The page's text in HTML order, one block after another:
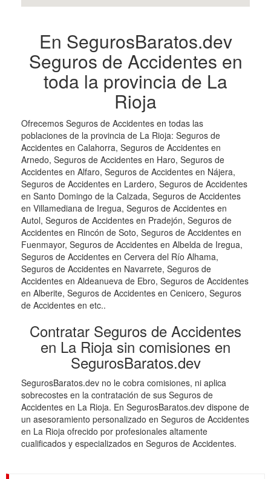
En SegurosBaratos.dev
Seguros de Accidentes en
toda la provincia de La
Rioja
Ofrecemos Seguros de Accidentes en todas las
poblaciones de la provincia de La Rioja: Seguros de
Accidentes en Calahorra, Seguros de Accidentes en
Arnedo, Seguros de Accidentes en Haro, Seguros de
Accidentes en Alfaro, Seguros de Accidentes en Nájera,
Seguros de Accidentes en Lardero, Seguros de Accidentes
en Santo Domingo de la Calzada, Seguros de Accidentes
en Villamediana de Iregua, Seguros de Accidentes en
Autol, Seguros de Accidentes en Pradejón, Seguros de
Accidentes en Rincón de Soto, Seguros de Accidentes en
Fuenmayor, Seguros de Accidentes en Albelda de Iregua,
Seguros de Accidentes en Cervera del Río Alhama,
Seguros de Accidentes en Navarrete, Seguros de
Accidentes en Aldeanueva de Ebro, Seguros de Accidentes
en Alberite, Seguros de Accidentes en Cenicero, Seguros
de Accidentes en etc..
Contratar Seguros de Accidentes
en La Rioja sin comisiones en
SegurosBaratos.dev
SegurosBaratos.dev no le cobra comisiones, ni aplica
sobrecostes en la contratación de sus Seguros de
Accidentes en La Rioja. En SegurosBaratos.dev dispone de
un asesoramiento personalizado en Seguros de Accidentes
en La Rioja ofrecido por profesionales altamente
cualificados y especializados en Seguros de Accidentes.